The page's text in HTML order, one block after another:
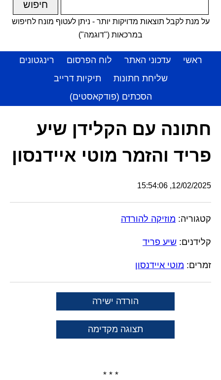
על מנת לקבל תוצאות מדויקות יותר - ניתן לעטוף מונח לחיפוש
במרכאות ("דוגמה")
ראשי עדכוני האתר לוח הפרסום
רינגטונים
שליחת חתונות
תיקיות דרייב
הסכתים (פודקאסטים)
חתונה עם הקלידן שיע
פריד והזמר מוטי איידנסון
12/02/2025, 15:54:06
קטגוריה: מוזיקה להורדה
קלידנים: שיע פריד
זמרים: מוטי איידנסון
הורדה ישירה
תצוגה מקדימה
* * *